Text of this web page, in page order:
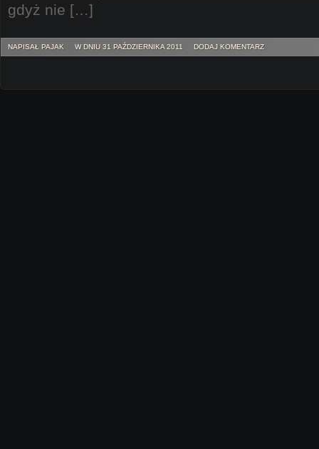
gdyż nie […]
NAPISAŁ PAJAK W DNIU 31 PAŹDZIERNIKA 2011 DODAJ KOMENTARZ